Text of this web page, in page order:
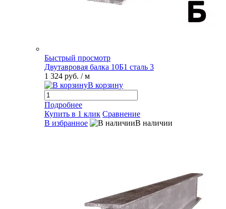
Быстрый просмотр
Двутавровая балка 10Б1 сталь 3
1 324 руб. / м
В корзину
Подробнее
Купить в 1 клик Сравнение
В избранное
В наличии